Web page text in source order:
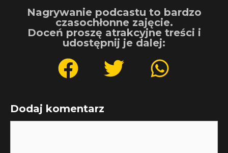
Nagrywanie podcastu to bardzo
czasochłonne zajęcie.
Doceń proszę atrakcyjne treści i
udostępnij je dalej:
Dodaj komentarz